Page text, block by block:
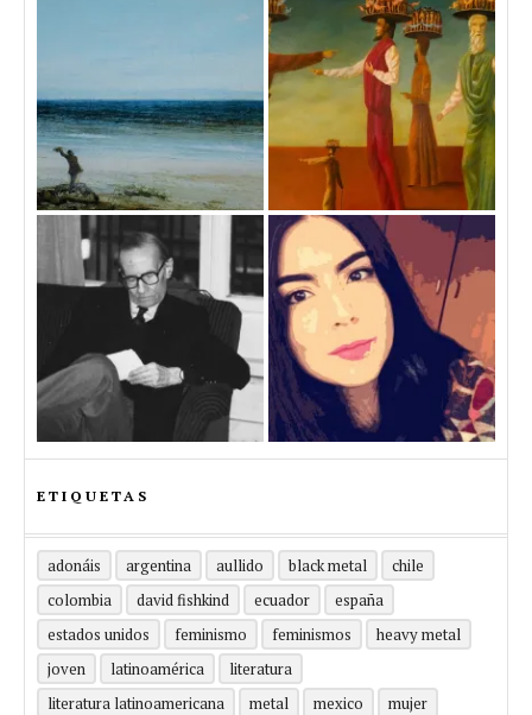
ETIQUETAS
adonáis argentina aullido black metal
chile
colombia
david fishkind ecuador
españa
estados unidos
feminismo feminismos
heavy metal
joven
latinoamérica
literatura
literatura latinoamericana
metal mexico
mujer